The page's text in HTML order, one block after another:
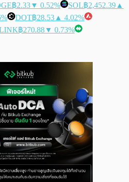
฿2.33▼ 0.52% SOL฿2,452.39 ▲
DOT฿28.53 ▲ 4.02%
฿270.88▼ 0.73%